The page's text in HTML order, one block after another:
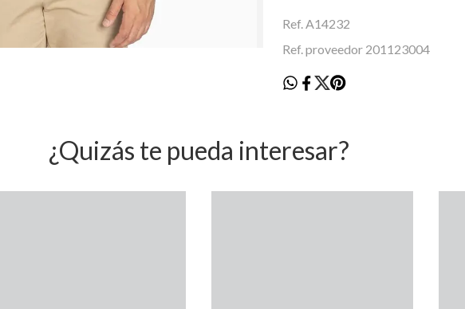
Ref. A14232
Ref. proveedor 201123004
¿Quizás te pueda interesar?